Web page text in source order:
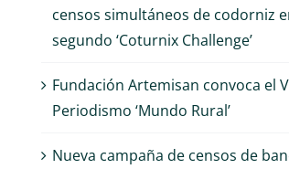
censos simultáneos de codorniz
segundo ‘Coturnix Challenge’
Fundación Artemisan convoca el
Periodismo ‘Mundo Rural’
Nueva campaña de censos de